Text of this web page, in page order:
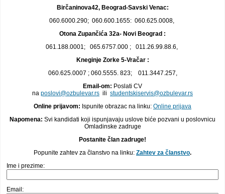
Birčaninova42, Beograd-Savski Venac:
060.6000.290; 060.600.1655: 060.625.0008,
Otona Zupančića 32a- Novi Beograd :
061.188.0001; 065.6757.000 ; 011.26.99.88.6,
Kneginje Zorke 5-Vračar :
060.625.0007 ; 060.5555. 823; 011.3447.257,
Email-om: Poslati CV
na poslovi@ozbulevar.rs ili studentskiservis@ozbulevar.rs
Online prijavom: Ispunite obrazac na linku: Online prijava
Napomena: Svi kandidati koji ispunjavaju uslove biće pozvani u poslovnicu
Omladinske zadruge
Postanite član zadruge!
Popunite zahtev za članstvo na linku: Zahtev za članstvo.
Ime i prezime:
Email: